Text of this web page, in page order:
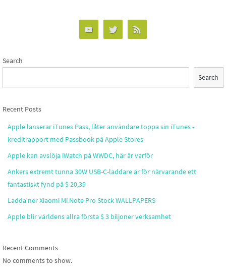
Search
Search
Recent Posts
Apple lanserar iTunes Pass, låter användare toppa sin iTunes -
kreditrapport med Passbook på Apple Stores
Apple kan avslöja iWatch på WWDC, här är varför
Ankers extremt tunna 30W USB-C-laddare är för närvarande ett
fantastiskt fynd på $ 20,39
Ladda ner Xiaomi Mi Note Pro Stock WALLPAPERS
Apple blir världens allra första $ 3 biljoner verksamhet
Recent Comments
No comments to show.